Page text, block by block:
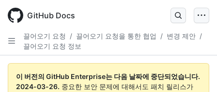
main
GitHub Docs
끌어오기 요청 / 끌어오기 요청을 통한 협업 / 변경 제안 /
끌어오기 요청 정보
이 버전의 GitHub Enterprise는 다음 날짜에 중단되었습니다.
2024-03-26. 중요한 보안 문제에 대해서도 패치 릴리스가